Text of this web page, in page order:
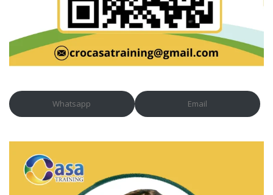
Whatsapp Email